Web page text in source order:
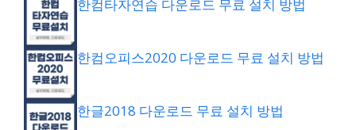
한컴타자연습 다운로드 무료 설치 방법
한컴오피스2020 다운로드 무료 설치 방법
한글2018 다운로드 무료 설치 방법